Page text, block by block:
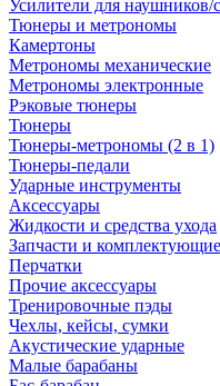
Усилители для наушников/
Тюнеры и метрономы
Камертоны
Метрономы механические
Метрономы электронные
Рэковые тюнеры
Тюнеры
Тюнеры-метрономы (2 в 1)
Тюнеры-педали
Ударные инструменты
Аксессуары
Жидкости и средства ухода
Запчасти и комплектующие
Перчатки
Прочие аксессуары
Тренировочные пэды
Чехлы, кейсы, сумки
Акустические ударные
Mалые барабаны